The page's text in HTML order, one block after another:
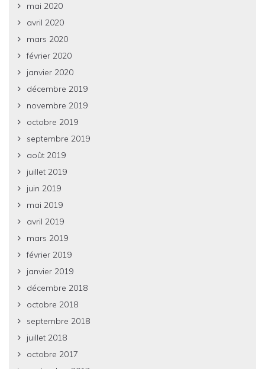
mai 2020
avril 2020
mars 2020
février 2020
janvier 2020
décembre 2019
novembre 2019
octobre 2019
septembre 2019
août 2019
juillet 2019
juin 2019
mai 2019
avril 2019
mars 2019
février 2019
janvier 2019
décembre 2018
octobre 2018
septembre 2018
juillet 2018
octobre 2017